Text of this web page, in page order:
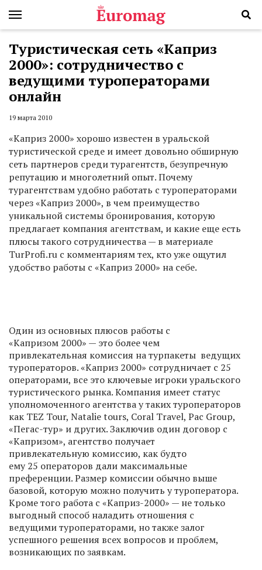
Туристическая сеть «Каприз
2000»: сотрудничество с
ведущими туроператорами
онлайн
19 марта 2010
«Каприз 2000» хорошо известен в уральской
туристической среде и имеет довольно обширную
сеть партнеров среди турагентств, безупречную
репутацию и многолетний опыт. Почему
турагентствам удобно работать с туроператорами
через «Каприз 2000», в чем преимущество
уникальной системы бронирования, которую
предлагает компания агентствам, и какие еще есть
плюсы такого сотрудничества — в материале
TurProfi.ru с комментариям тех, кто уже ощутил
удобство работы с «Каприз 2000» на себе.
Один из основных плюсов работы с
«Капризом 2000» — это более чем
привлекательная комиссия на турпакеты ведущих
туроператоров. «Каприз 2000» сотрудничает с 25
операторами, все это ключевые игроки уральского
туристического рынка. Компания имеет статус
уполномоченного агентства у таких туроператоров
как TEZ Tour, Natalie tours, Coral Travel, Pac Group,
«Пегас-тур» и других. Заключив один договор с
«Капризом», агентство получает
привлекательную комиссию, как будто
ему 25 операторов дали максимальные
преференции. Размер комиссии обычно выше
базовой, которую можно получить у туроператора.
Кроме того работа с «Каприз-2000» — не только
выгодный способ наладить отношения с
ведущими туроператорами, но также залог
успешного решения всех вопросов и проблем,
возникающих по заявкам.